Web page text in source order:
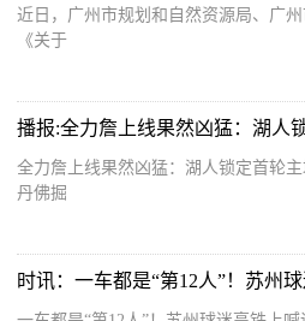
近日，广州市规划和自然资源局、广
《关于
播报:全力詹上线果然凶猛：湖人
全力詹上线果然凶猛：湖人锁定首轮
丹佛掘
时讯：一车都是“第12人”！苏州